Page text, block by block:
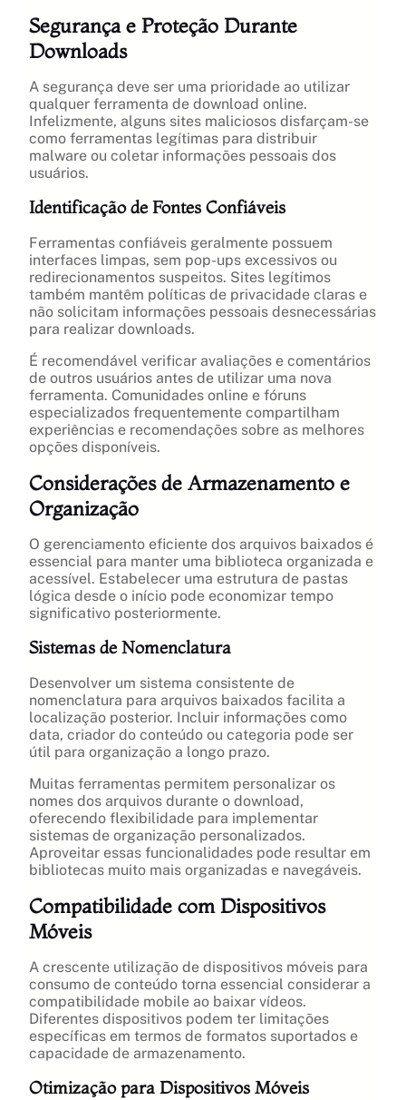
Segurança e Proteção Durante
Downloads
A segurança deve ser uma prioridade ao utilizar
qualquer ferramenta de download online.
Infelizmente, alguns sites maliciosos disfarçam-se
como ferramentas legítimas para distribuir
malware ou coletar informações pessoais dos
usuários.
Identificação de Fontes Confiáveis
Ferramentas confiáveis geralmente possuem
interfaces limpas, sem pop-ups excessivos ou
redirecionamentos suspeitos. Sites legítimos
também mantêm políticas de privacidade claras e
não solicitam informações pessoais desnecessárias
para realizar downloads.
É recomendável verificar avaliações e comentários
de outros usuários antes de utilizar uma nova
ferramenta. Comunidades online e fóruns
especializados frequentemente compartilham
experiências e recomendações sobre as melhores
opções disponíveis.
Considerações de Armazenamento e
Organização
O gerenciamento eficiente dos arquivos baixados é
essencial para manter uma biblioteca organizada e
acessível. Estabelecer uma estrutura de pastas
lógica desde o início pode economizar tempo
significativo posteriormente.
Sistemas de Nomenclatura
Desenvolver um sistema consistente de
nomenclatura para arquivos baixados facilita a
localização posterior. Incluir informações como
data, criador do conteúdo ou categoria pode ser
útil para organização a longo prazo.
Muitas ferramentas permitem personalizar os
nomes dos arquivos durante o download,
oferecendo flexibilidade para implementar
sistemas de organização personalizados.
Aproveitar essas funcionalidades pode resultar em
bibliotecas muito mais organizadas e navegáveis.
Compatibilidade com Dispositivos
Móveis
A crescente utilização de dispositivos móveis para
consumo de conteúdo torna essencial considerar a
compatibilidade mobile ao baixar vídeos.
Diferentes dispositivos podem ter limitações
específicas em termos de formatos suportados e
capacidade de armazenamento.
Otimização para Dispositivos Móveis